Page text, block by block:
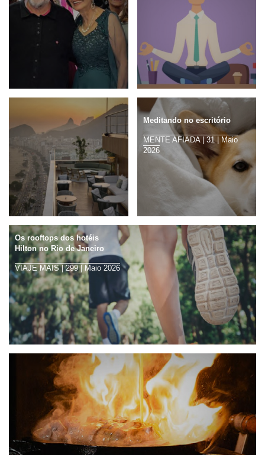
EMPRESÁRIO DIGITAL | 277 |
Julho 2026
QUAL VIAGEM | 148 | Julho
Beleza não tem idade
SELEÇÕES | Jul | Julho 2026
O frio chegou!
MALU | 1041 | Junho 2026
Sob pressão
SELEÇÕES | | Junho 2026
Meditando no escritório
MENTE AFIADA | 31 | Maio
2026
Os rooftops dos hotéis
Hilton no Rio de Janeiro
VIAJE MAIS | 299 | Maio 2026